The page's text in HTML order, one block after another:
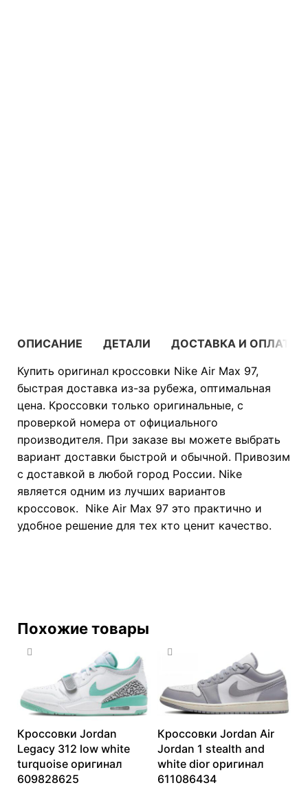
ОПИСАНИЕ ДЕТАЛИ
ДОСТАВКА И ОПЛАТА
Купить оригинал кроссовки Nike Air Max 97,
быстрая доставка из-за рубежа, оптимальная
цена. Кроссовки только оригинальные, с
проверкой номера от официального
производителя. При заказе вы можете выбрать
вариант доставки быстрой и обычной. Привозим
с доставкой в любой город России. Nike
является одним из лучших вариантов
кроссовок. Nike Air Max 97 это практично и
удобное решение для тех кто ценит качество.
Похожие товары
Кроссовки Jordan
Legacy 312 low white
turquoise оригинал
609828625
Кроссовки Jordan Air
Jordan 1 stealth and
white dior оригинал
611086434